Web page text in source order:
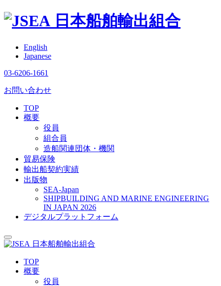
日本船舶輸出組合
English
Japanese
03-6206-1661
お問い合わせ
TOP
概要
役員
組合員
造船関連団体・機関
貿易保険
輸出船契約実績
出版物
SEA-Japan
SHIPBUILDING AND MARINE ENGINEERING
IN JAPAN 2026
デジタルプラットフォーム
日本船舶輸出組合
TOP
概要
役員